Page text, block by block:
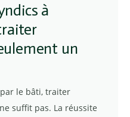
à
un
le bâti, traiter
suffit pas. La réussite